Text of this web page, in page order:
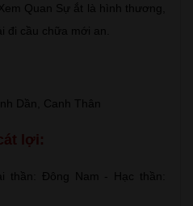
Quan Sự ắt là hình thương,
đi cầu chữa mới an.
Dần, Canh Thân
lợi:
thần: Đông Nam - Hạc thần: